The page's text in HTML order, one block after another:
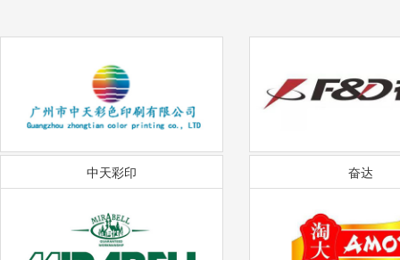
中天彩印 奋达